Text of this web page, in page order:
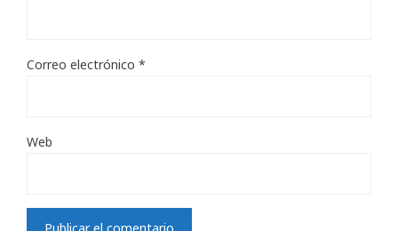
Correo electrónico *
Web